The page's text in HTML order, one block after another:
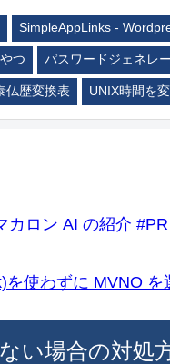
SimpleAppLinks -
つ パスワードジェネレ
仏歴変換表 UNIX時間を
カロン AI の紹介 #PR
使わずに MVNO を
い場合の対処